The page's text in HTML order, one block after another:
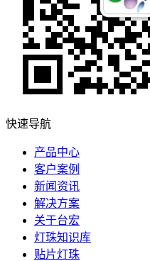
快速导航
产品中心
客户案例
新闻资讯
解决方案
关于台宏
灯珠知识库
贴片灯珠